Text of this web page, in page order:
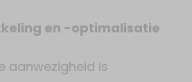
en -optimalisatie
aanwezigheid is